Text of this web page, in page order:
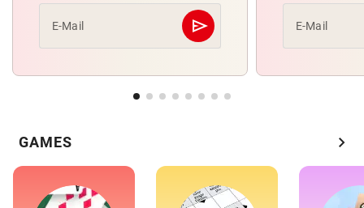
E-Mail send
Abschicken E-Mail
GAMES chevron_right